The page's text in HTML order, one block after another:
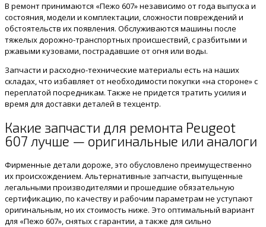
В ремонт принимаются «Пежо 607» независимо от года выпуска и
состояния, модели и комплектации, сложности повреждений и
обстоятельств их появления. Обслуживаются машины после
тяжелых дорожно-транспортных происшествий, с разбитыми и
ржавыми кузовами, пострадавшие от огня или воды.
Запчасти и расходно-технические материалы есть на наших
складах, что избавляет от необходимости покупки «на стороне» с
переплатой посредникам. Также не придется тратить усилия и
время для доставки деталей в техцентр.
Какие запчасти для ремонта Peugeot
607 лучше — оригинальные или аналоги
Фирменные детали дороже, это обусловлено преимущественно
их происхождением. Альтернативные запчасти, выпущенные
легальными производителями и прошедшие обязательную
сертификацию, по качеству и рабочим параметрам не уступают
оригинальным, но их стоимость ниже. Это оптимальный вариант
для «Пежо 607», снятых с гарантии, а также для сильно